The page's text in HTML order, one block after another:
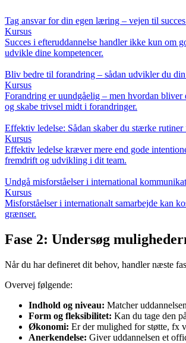
Tag ansvar for din egen læring – vejen til
Kursus
Succes i efteruddannelse handler ikke kun om
udvikle dine kompetencer.
Bliv bedre til forandring – sådan udvikler du
Kursus
Forandring er uundgåelig – men hvordan
og skabe trivsel midt i forandringer.
Effektiv ledelse: Sådan skaber du stærke
Kursus
Effektiv ledelse kræver mere end gode
fremdrift og udvikling i dit team.
Undgå misforståelser i international
Kursus
Misforståelser i internationalt samarbejde kan
grænser.
Fase 2: Undersøg
Når du har defineret dit behov, handler næste
Overvej følgende:
Indhold og niveau: Matcher
Form og fleksibilitet: Kan du tage den
Økonomi: Er der mulighed for støtte, fx
Anerkendelse: Giver uddannelsen et